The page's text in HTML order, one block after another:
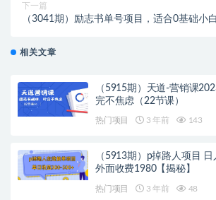
下一篇
（3041期）励志书单号项目，适合0基础小
相关文章
（5915期）天道-营销课
完不焦虑（22节课）
热门项目 3 年前 143
（5913期）p掉路人项目
外面收费1980【揭秘】
热门项目 3 年前 48